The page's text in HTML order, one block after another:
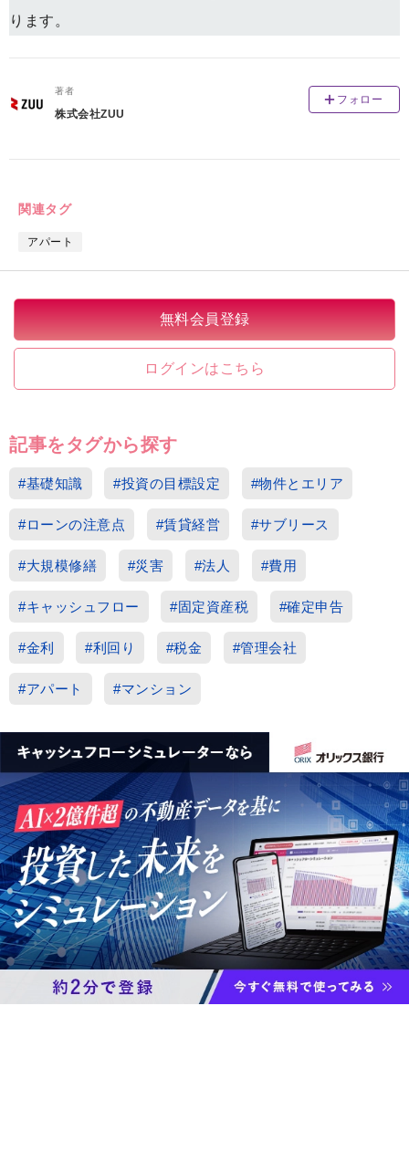
ります。
著者
株式会社ZUU
フォロー
関連タグ
アパート
無料会員登録
ログインはこちら
記事をタグから探す
#基礎知識 #投資の目標設定 #物件とエリア
#ローンの注意点 #賃貸経営 #サブリース
#大規模修繕 #災害 #法人 #費用
#キャッシュフロー #固定資産税 #確定申告
#金利 #利回り #税金 #管理会社
#アパート #マンション